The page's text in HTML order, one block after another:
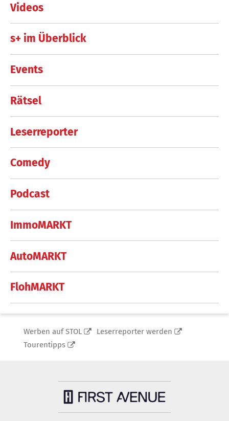
Videos
s+ im Überblick
Events
Rätsel
Leserreporter
Comedy
Podcast
ImmoMARKT
AutoMARKT
FlohMARKT
Werben auf STOL
Leserreporter werden
Tourentipps